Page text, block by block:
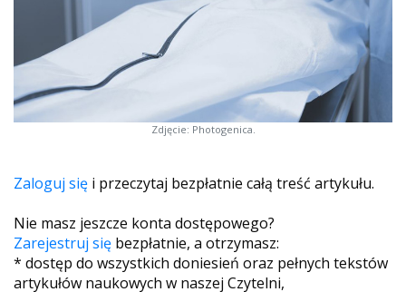
Zdjęcie: Photogenica.
Zaloguj się i przeczytaj bezpłatnie całą treść artykułu.
Nie masz jeszcze konta dostępowego?
Zarejestruj się bezpłatnie, a otrzymasz:
* dostęp do wszystkich doniesień oraz pełnych tekstów
artykułów naukowych w naszej Czytelni,